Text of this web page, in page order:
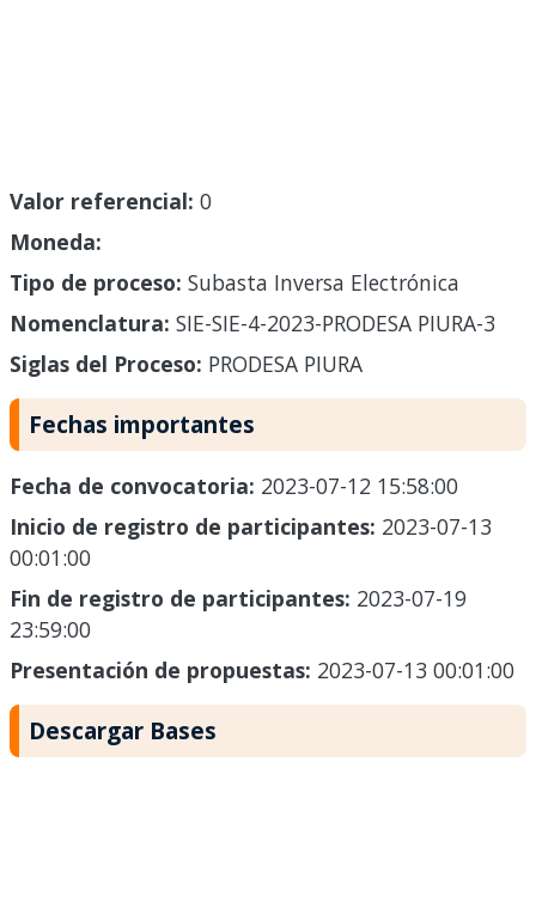
Valor referencial: 0
Moneda:
Tipo de proceso: Subasta Inversa Electrónica
Nomenclatura: SIE-SIE-4-2023-PRODESA PIURA-3
Siglas del Proceso: PRODESA PIURA
Fechas importantes
Fecha de convocatoria: 2023-07-12 15:58:00
Inicio de registro de participantes: 2023-07-13
00:01:00
Fin de registro de participantes: 2023-07-19
23:59:00
Presentación de propuestas: 2023-07-13 00:01:00
Descargar Bases